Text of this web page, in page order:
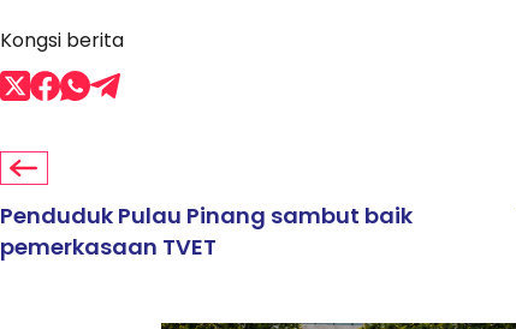
Kongsi berita
Penduduk Pulau Pinang sambut baik
pemerkasaan TVET